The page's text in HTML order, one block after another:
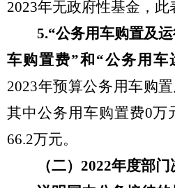
2023年无政府性基金，此
5.“公务用车购置及
车购置费”和“公务用车
2023年预算公务用车购
其中公务用车购置费0万
66.2万元。
（二） 2022年度部门